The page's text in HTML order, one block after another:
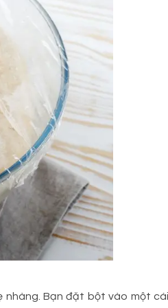
nhàng. Bạn đặt bột vào một cái